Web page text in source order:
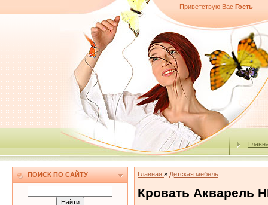
Приветствую Вас Гость
ПОИСК ПО САЙТУ Главная » Детская мебель
Кровать Акварель